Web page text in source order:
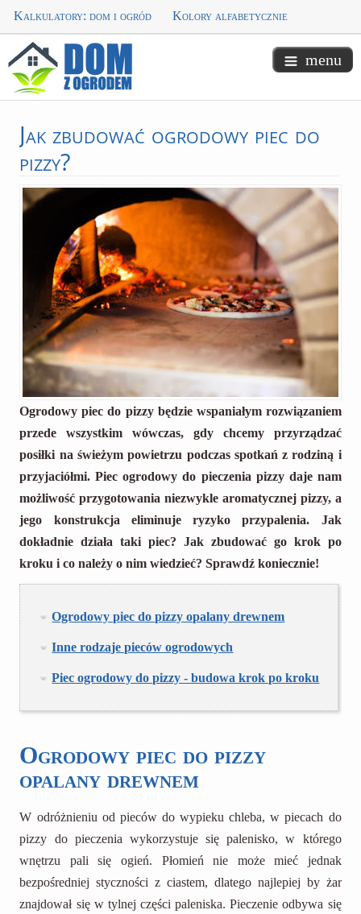
Kalkulatory: dom i ogród Kolory alfabetycznie
menu
Jak zbudować ogrodowy piec do
pizzy?
Ogrodowy piec do pizzy będzie wspaniałym rozwiązaniem
przede wszystkim wówczas, gdy chcemy przyrządzać
posiłki na świeżym powietrzu podczas spotkań z rodziną i
przyjaciółmi. Piec ogrodowy do pieczenia pizzy daje nam
możliwość przygotowania niezwykle aromatycznej pizzy, a
jego konstrukcja eliminuje ryzyko przypalenia. Jak
dokładnie działa taki piec? Jak zbudować go krok po
kroku i co należy o nim wiedzieć? Sprawdź koniecznie!
Ogrodowy piec do pizzy opalany drewnem
Inne rodzaje pieców ogrodowych
Piec ogrodowy do pizzy - budowa krok po kroku
Ogrodowy piec do pizzy
opalany drewnem
W odróżnieniu od pieców do wypieku chleba, w piecach do
pizzy do pieczenia wykorzystuje się palenisko, w którego
wnętrzu pali się ogień. Płomień nie może mieć jednak
bezpośredniej styczności z ciastem, dlatego najlepiej by żar
znajdował się w tylnej części paleniska. Pieczenie odbywa się